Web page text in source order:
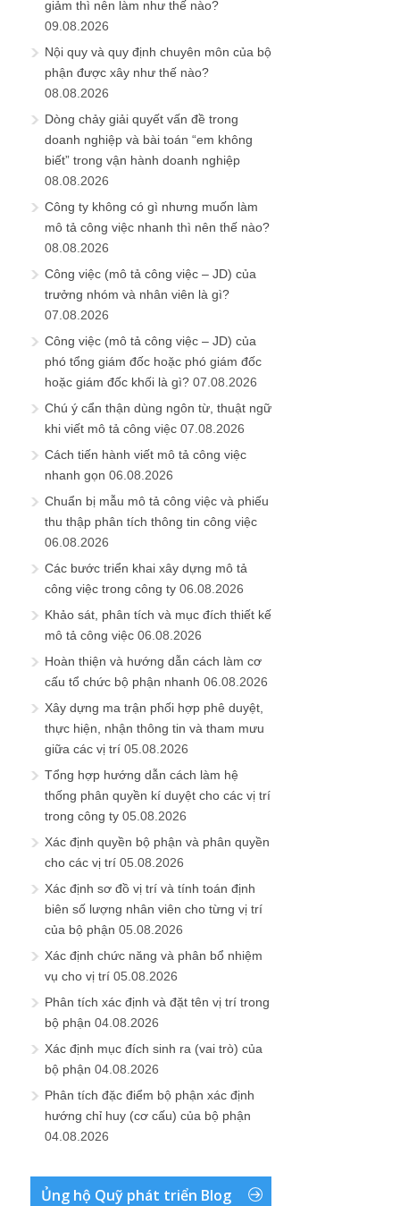
giảm thì nên làm như thế nào?
09.08.2026
Nội quy và quy định chuyên môn của bộ
phận được xây như thế nào?
08.08.2026
Dòng chảy giải quyết vấn đề trong
doanh nghiệp và bài toán “em không
biết” trong vận hành doanh nghiệp
08.08.2026
Công ty không có gì nhưng muốn làm
mô tả công việc nhanh thì nên thế nào?
08.08.2026
Công việc (mô tả công việc – JD) của
trưởng nhóm và nhân viên là gì?
07.08.2026
Công việc (mô tả công việc – JD) của
phó tổng giám đốc hoặc phó giám đốc
hoặc giám đốc khối là gì? 07.08.2026
Chú ý cẩn thận dùng ngôn từ, thuật ngữ
khi viết mô tả công việc 07.08.2026
Cách tiến hành viết mô tả công việc
nhanh gọn 06.08.2026
Chuẩn bị mẫu mô tả công việc và phiếu
thu thập phân tích thông tin công việc
06.08.2026
Các bước triển khai xây dựng mô tả
công việc trong công ty 06.08.2026
Khảo sát, phân tích và mục đích thiết kế
mô tả công việc 06.08.2026
Hoàn thiện và hướng dẫn cách làm cơ
cấu tổ chức bộ phận nhanh 06.08.2026
Xây dựng ma trận phối hợp phê duyệt,
thực hiện, nhận thông tin và tham mưu
giữa các vị trí 05.08.2026
Tổng hợp hướng dẫn cách làm hệ
thống phân quyền kí duyệt cho các vị trí
trong công ty 05.08.2026
Xác định quyền bộ phận và phân quyền
cho các vị trí 05.08.2026
Xác định sơ đồ vị trí và tính toán định
biên số lượng nhân viên cho từng vị trí
của bộ phận 05.08.2026
Xác định chức năng và phân bổ nhiệm
vụ cho vị trí 05.08.2026
Phân tích xác định và đặt tên vị trí trong
bộ phận 04.08.2026
Xác định mục đích sinh ra (vai trò) của
bộ phận 04.08.2026
Phân tích đặc điểm bộ phận xác định
hướng chỉ huy (cơ cấu) của bộ phận
04.08.2026
Ủng hộ Quỹ phát triển Blog